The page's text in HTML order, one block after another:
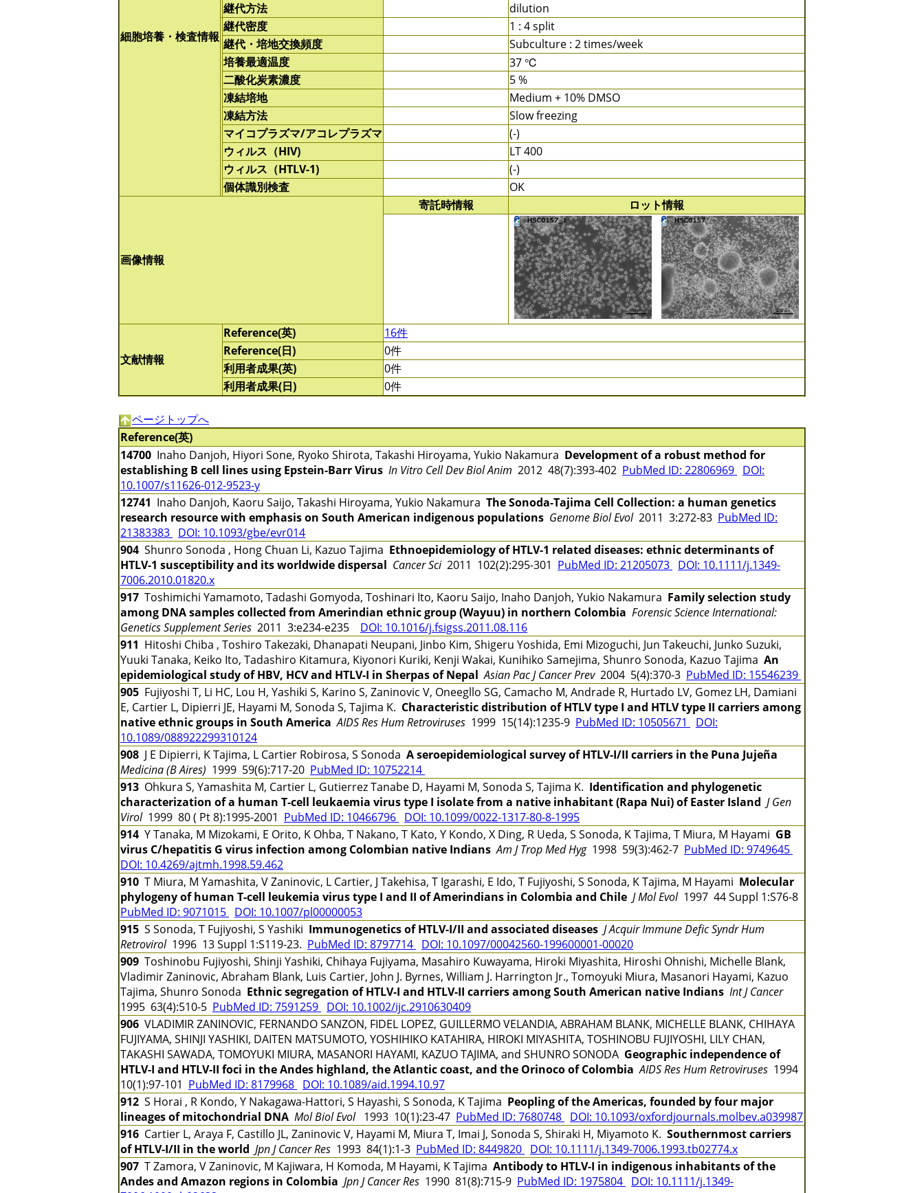
細胞培養・検査情報
継代方法
dilution
継代密度
1 : 4 split
継代・培地交換頻度
Subculture : 2 times/week
培養最適温度
37 ℃
二酸化炭素濃度
5 %
凍結培地
Medium + 10% DMSO
凍結方法
Slow freezing
マイコプラズマ/アコレプラズマ
(-)
ウィルス（HIV)
LT 400
ウィルス（HTLV-1)
(-)
個体識別検査
OK
画像情報
寄託時情報 ロット情報
文献情報
Reference(英)
16件
Reference(日)
0件
利用者成果(英)
0件
利用者成果(日)
0件
ページトップへ
Reference(英)
14700 Inaho Danjoh, Hiyori Sone, Ryoko Shirota, Takashi Hiroyama, Yukio Nakamura Development of a robust method for
establishing B cell lines using Epstein-Barr Virus In Vitro Cell Dev Biol Anim 2012 48(7):393-402 PubMed ID: 22806969 DOI:
10.1007/s11626-012-9523-y
12741 Inaho Danjoh, Kaoru Saijo, Takashi Hiroyama, Yukio Nakamura The Sonoda-Tajima Cell Collection: a human genetics
research resource with emphasis on South American indigenous populations Genome Biol Evol2011 3:272-83 PubMed ID:
21383383 DOI: 10.1093/gbe/evr014
904 Shunro Sonoda , Hong Chuan Li, Kazuo Tajima Ethnoepidemiology of HTLV-1 related diseases: ethnic determinants of
HTLV-1 susceptibility and its worldwide dispersal Cancer Sci2011 102(2):295-301 PubMed ID: 21205073 DOI: 10.1111/j.1349-
7006.2010.01820.x
917 Toshimichi Yamamoto, Tadashi Gomyoda, Toshinari Ito, Kaoru Saijo, Inaho Danjoh, Yukio Nakamura Family selection study
among DNA samples collected from Amerindian ethnic group (Wayuu) in northern Colombia Forensic Science International:
Genetics Supplement Series 2011 3:e234-e235 DOI: 10.1016/j.fsigss.2011.08.116
911 Hitoshi Chiba , Toshiro Takezaki, Dhanapati Neupani, Jinbo Kim, Shigeru Yoshida, Emi Mizoguchi, Jun Takeuchi, Junko Suzuki,
Yuuki Tanaka, Keiko Ito, Tadashiro Kitamura, Kiyonori Kuriki, Kenji Wakai, Kunihiko Samejima, Shunro Sonoda, Kazuo Tajima An
epidemiological study of HBV, HCV and HTLV-I in Sherpas of Nepal Asian Pac J Cancer Prev2004 5(4):370-3 PubMed ID: 15546239
905 Fujiyoshi T, Li HC, Lou H, Yashiki S, Karino S, Zaninovic V, Oneegllo SG, Camacho M, Andrade R, Hurtado LV, Gomez LH, Damiani
E, Cartier L, Dipierri JE, Hayami M, Sonoda S, Tajima K. Characteristic distribution of HTLV type I and HTLV type II carriers among
native ethnic groups in South America AIDS Res Hum Retroviruses 1999 15(14):1235-9 PubMed ID: 10505671
DOI:
10.1089/088922299310124
908 J E Dipierri, K Tajima, L Cartier Robirosa, S Sonoda A seroepidemiological survey of HTLV-I/II carriers in the Puna Jujeña
Medicina (B Aires) 1999 59(6):717-20 PubMed ID: 10752214
913 Ohkura S, Yamashita M, Cartier L, Gutierrez Tanabe D, Hayami M, Sonoda S, Tajima K. Identification and phylogenetic
characterization of a human T-cell leukaemia virus type I isolate from a native inhabitant (Rapa Nui) of Easter Island J Gen
Virol1999 80 ( Pt 8):1995-2001 PubMed ID: 10466796 DOI: 10.1099/0022-1317-80-8-1995
914 Y Tanaka, M Mizokami, E Orito, K Ohba, T Nakano, T Kato, Y Kondo, X Ding, R Ueda, S Sonoda, K Tajima, T Miura, M Hayami GB
virus C/hepatitis G virus infection among Colombian native Indians Am J Trop Med Hyg1998 59(3):462-7 PubMed ID: 9749645
DOI: 10.4269/ajtmh.1998.59.462
910 T Miura, M Yamashita, V Zaninovic, L Cartier, J Takehisa, T Igarashi, E Ido, T Fujiyoshi, S Sonoda, K Tajima, M Hayami Molecular
phylogeny of human T-cell leukemia virus type I and II of Amerindians in Colombia and Chile J Mol Evol1997 44 Suppl 1:S76-8
PubMed ID: 9071015 DOI: 10.1007/pl00000053
915 S Sonoda, T Fujiyoshi, S Yashiki Immunogenetics of HTLV-I/II and associated diseases J Acquir Immune Defic Syndr Hum
Retrovirol1996 13 Suppl 1:S119-23. PubMed ID: 8797714 DOI: 10.1097/00042560-199600001-00020
909 Toshinobu Fujiyoshi, Shinji Yashiki, Chihaya Fujiyama, Masahiro Kuwayama, Hiroki Miyashita, Hiroshi Ohnishi, Michelle Blank,
Vladimir Zaninovic, Abraham Blank, Luis Cartier, John J. Byrnes, William J. Harrington Jr., Tomoyuki Miura, Masanori Hayami, Kazuo
Tajima, Shunro Sonoda Ethnic segregation of HTLV-I and HTLV-II carriers among South American native Indians Int J Cancer
1995 63(4):510-5 PubMed ID: 7591259 DOI: 10.1002/ijc.2910630409
906 VLADIMIR ZANINOVIC, FERNANDO SANZON, FIDEL LOPEZ, GUILLERMO VELANDIA, ABRAHAM BLANK, MICHELLE BLANK, CHIHAYA
FUJIYAMA, SHINJI YASHIKI, DAITEN MATSUMOTO, YOSHIHIKO KATAHIRA, HIROKI MIYASHITA, TOSHINOBU FUJIYOSHI, LILY CHAN,
TAKASHI SAWADA, TOMOYUKI MIURA, MASANORI HAYAMI, KAZUO TAJIMA, and SHUNRO SONODA Geographic independence of
HTLV-I and HTLV-II foci in the Andes highland, the Atlantic coast, and the Orinoco of Colombia AIDS Res Hum Retroviruses 1994
10(1):97-101 PubMed ID: 8179968 DOI: 10.1089/aid.1994.10.97
912 S Horai , R Kondo, Y Nakagawa-Hattori, S Hayashi, S Sonoda, K Tajima Peopling of the Americas, founded by four major
lineages of mitochondrial DNA Mol Biol Evol 1993 10(1):23-47 PubMed ID: 7680748 DOI: 10.1093/oxfordjournals.molbev.a039987
916 Cartier L, Araya F, Castillo JL, Zaninovic V, Hayami M, Miura T, Imai J, Sonoda S, Shiraki H, Miyamoto K. Southernmost carriers
of HTLV-I/II in the world Jpn J Cancer Res 1993 84(1):1-3 PubMed ID: 8449820 DOI: 10.1111/j.1349-7006.1993.tb02774.x
907 T Zamora, V Zaninovic, M Kajiwara, H Komoda, M Hayami, K Tajima Antibody to HTLV-I in indigenous inhabitants of the
Andes and Amazon regions in Colombia Jpn J Cancer Res 1990 81(8):715-9 PubMed ID: 1975804 DOI: 10.1111/j.1349-